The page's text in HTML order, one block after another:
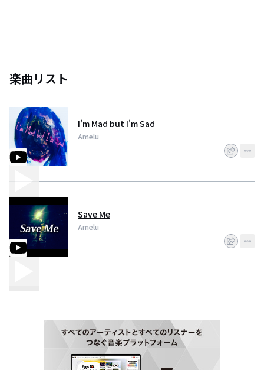
楽曲リスト
I'm Mad but I'm Sad
Amelu
Save Me
Amelu